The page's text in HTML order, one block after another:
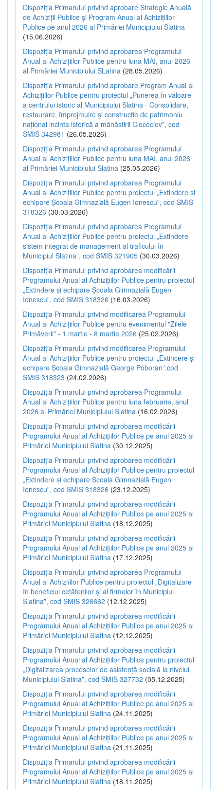
Dispoziția Primarului privind aprobare Strategie Anuală
de Achiziții Publice și Program Anual al Achizițiilor
Publice pe anul 2026 al Primăriei Municipiului Slatina
(15.06.2026)
Dispoziția Primarului privind aprobarea Programului
Anual al Achizițiilor Publice pentru luna MAI, anul 2026
al Primăriei Municipiului SLatina (28.05.2026)
Dispoziția Primarului privind aprobare Program Anual al
Achizițiilor Publice pentru proiectul „Punerea în valoare
a centrului istoric al Municipiului Slatina - Consolidare,
restaurare, împrejmuire și construcție de patrimoniu
național incinta istorică a mânăstirii Clocociov”, cod
SMIS 342981 (26.05.2026)
Dispoziția Primarului privind aprobarea Programului
Anual al Achizițiilor Publice pentru luna MAI, anul 2026
al Primăriei Municipiului Slatina (25.05.2026)
Dispoziția Primarului privind aprobarea Programului
Anual al Achizițiilor Publice pentru proiectul „Extindere și
echipare Școala Gimnazială Eugen Ionescu”, cod SMIS
318326 (30.03.2026)
Dispoziția Primarului privind aprobarea Programului
Anual al Achizițiilor Publice pentru proiectul „Extindere
sistem integrat de management al traficului în
Municipiul Slatina”, cod SMIS 321905 (30.03.2026)
Dispoziția Primarului privind aprobarea modificării
Programului Anual al Achizițiilor Publice pentru proiectul
„Extindere și echipare Școala Gimnazială Eugen
Ionescu”, cod SMIS 318326 (16.03.2026)
Dispoziția Primarului privind modificarea Programului
Anual al Achizițiilor Publice pentru evenimentul "Zilele
Primăverii" - 1 martie - 8 martie 2026 (25.02.2026)
Dispoziția Primarului privind modificarea Programului
Anual al Achizițiilor Publice pentru proiectul „Extincere și
echipare Școala Gimnazială George Poboran”,cod
SMIS 318323 (24.02.2026)
Dispoziția Primarului privind aprobarea Programului
Anual al Achizițiilor Publice pentru luna februarie, anul
2026 al Primăriei Municipiului Slatina (16.02.2026)
Dispoziția Primarului privind aprobarea modificării
Programului Anual al Achizițiilor Publice pe anul 2025 al
Primăriei Municipiului Slatina (30.12.2025)
Dispoziția Primarului privind aprobarea modificării
Programului Anual al Achizițiilor Publice pentru proiectul
„Extindere și echipare Școala Gimnazială Eugen
Ionescu”, cod SMIS 318326 (23.12.2025)
Dispoziția Primarului privind aprobarea modificării
Programului Anual al Achizițiilor Publice pe anul 2025 al
Primăriei Municipiului Slatina (18.12.2025)
Dispoziția Primarului privind aprobarea modificării
Programului Anual al Achizițiilor Publice pe anul 2025 al
Primăriei Municipiului Slatina (17.12.2025)
Dispoziția Primarului privind aprobarea Programului
Anual al Achiziíilor Publice pentru proiectul „Digitalizare
în beneficiul cetățenilor și al firmelor în Municipiul
Slatina”, cod SMIS 326662 (12.12.2025)
Dispoziția Primarului privind aprobarea modificării
Programului Anual al Achizițiilor Publice pe anul 2025 al
Primăriei Municipiului Slatina (12.12.2025)
Dispoziția Primarului privind aprobarea modificării
Programului Anual al Achizițiilor Publice pentru proiectul
„Digitalizarea proceselor de asistență socială la nivelul
Municipiului Slatina”, cod SMIS 327732 (05.12.2025)
Dispoziția Primarului privind aprobarea modificării
Programului Anual al Achizițiilor Publice pe anul 2025 al
Primăriei Municipiului Slatina (24.11.2025)
Dispoziția Primarului privind aprobarea modificării
Programului Anual al Achizițiilor Publice pe anul 2025 al
Primăriei Municipiului Slatina (21.11.2025)
Dispoziția Primarului privind aprobarea modificării
Programului Anual al Achizițiilor Publice pe anul 2025 al
Primăriei Municipiului Slatina (18.11.2025)